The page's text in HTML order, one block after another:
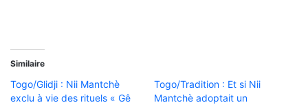
Similaire
Togo/Glidji : Nii Mantchè
exclu à vie des rituels « Gê
Togo/Tradition : Et si Nii
Mantchè adoptait un